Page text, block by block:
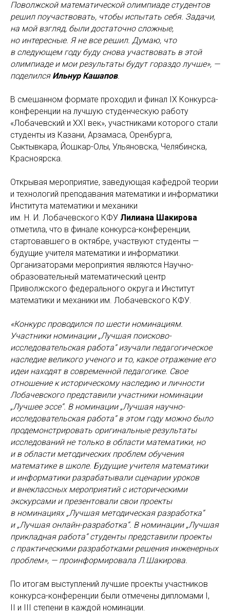
Поволжской математической олимпиаде студентов
решил поучаствовать, чтобы испытать себя. Задачи,
на мой взгляд, были достаточно сложные,
но интересные. Я не все решил. Думаю, что
в следующем году буду снова участвовать в этой
олимпиаде и мои результаты будут гораздо лучше», —
поделился Ильнур Кашапов.
В смешанном формате проходил и финал IX Конкурса-
конференции на лучшую студенческую работу
«Лобачевский и XXI век», участниками которого стали
студенты из Казани, Арзамаса, Оренбурга,
Сыктывкара, Йошкар-Олы, Ульяновска, Челябинска,
Красноярска.
Открывая мероприятие, заведующая кафедрой теории
и технологий преподавания математики и информатики
Института математики и механики
им. Н. И. Лобачевского КФУ Лилиана Шакирова
отметила, что в финале конкурса-конференции,
стартовавшего в октябре, участвуют студенты —
будущие учителя математики и информатики.
Организаторами мероприятия являются Научно-
образовательный математический центр
Приволжского федерального округа и Институт
математики и механики им. Лобачевского КФУ.
«Конкурс проводился по шести номинациям.
Участники номинации „Лучшая поисково-
исследовательская работа“ изучали педагогическое
наследие великого ученого и то, какое отражение его
идеи находят в современной педагогике. Свое
отношение к историческому наследию и личности
Лобачевского представили участники номинации
„Лучшее эссе“. В номинации „Лучшая научно-
исследовательская работа“ в этом году можно было
продемонстрировать оригинальные результаты
исследований не только в области математики, но
и в области методических проблем обучения
математике в школе. Будущие учителя математики
и информатики разрабатывали сценарии уроков
и внеклассных мероприятий с историческими
экскурсами и презентовали свои проекты
в номинациях „Лучшая методическая разработка“
и „Лучшая онлайн-разработка“. В номинации „Лучшая
прикладная работа“ студенты представили проекты
с практическими разработками решения инженерных
проблем», — проинформировала Л.Шакирова.
По итогам выступлений лучшие проекты участников
конкурса-конференции были отмечены дипломами I,
II и III степени в каждой номинации.